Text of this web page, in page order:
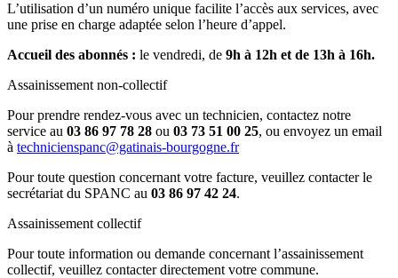
L’utilisation d’un numéro unique facilite l’accès aux services, avec
une prise en charge adaptée selon l’heure d’appel.
Accueil des abonnés : le vendredi, de 9h à 12h et de 13h à 16h.
Assainissement non-collectif
Pour prendre rendez-vous avec un technicien, contactez notre
service au 03 86 97 78 28 ou 03 73 51 00 25, ou envoyez un email
à technicienspanc@gatinais-bourgogne.fr
Pour toute question concernant votre facture, veuillez contacter le
secrétariat du SPANC au 03 86 97 42 24.
Assainissement collectif
Pour toute information ou demande concernant l’assainissement
collectif, veuillez contacter directement votre commune.